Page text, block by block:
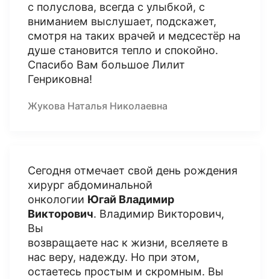
с полуслова, всегда с улыбкой, с
вниманием выслушает, подскажет,
смотря на таких врачей и медсестёр на
душе становится тепло и спокойно.
Спасибо Вам большое Лилит
Генриковна!
Жукова Наталья Николаевна
Сегодня отмечает свой день рождения
хирург абдоминальной
онкологии Югай Владимир
Викторович. Владимир Викторович,
Вы
возвращаете нас к жизни, вселяете в
нас веру, надежду. Но при этом,
остаетесь простым и скромным. Вы